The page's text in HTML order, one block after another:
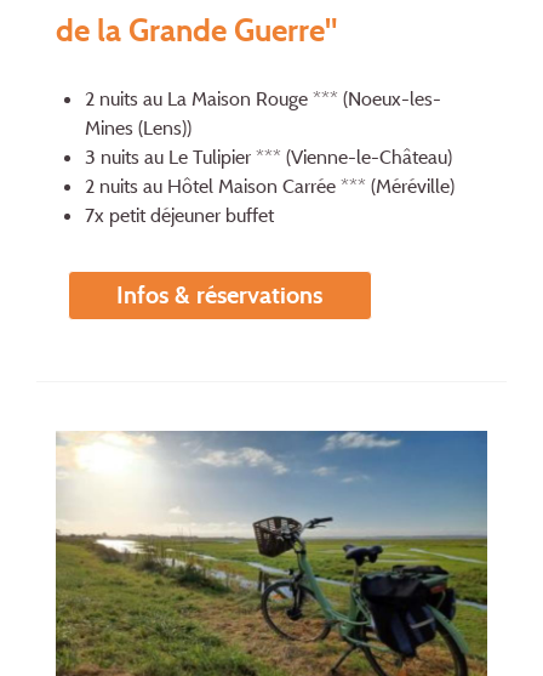
de la Grande Guerre"
2 nuits au La Maison Rouge *** (Noeux-les-
Mines (Lens))
3 nuits au Le Tulipier *** (Vienne-le-Château)
2 nuits au Hôtel Maison Carrée *** (Méréville)
7x petit déjeuner buffet
Infos & réservations